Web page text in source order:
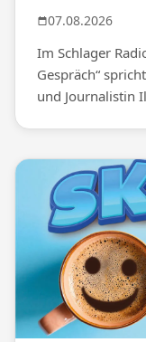
07.08.2026
Im Schlager
Gespräch“
und Journalistin